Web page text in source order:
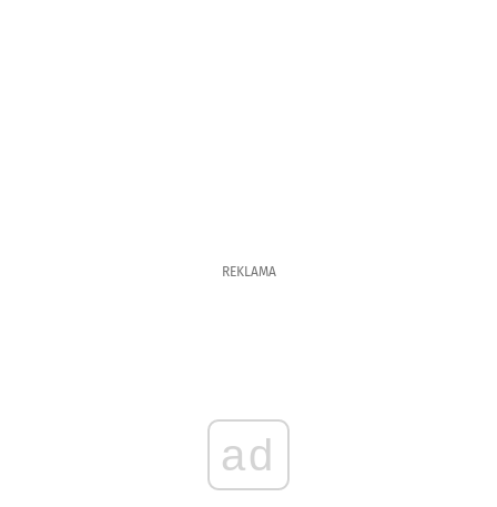
REKLAMA
ad